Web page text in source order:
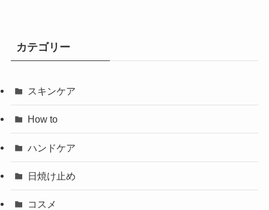
カテゴリー
スキンケア
How to
ハンドケア
日焼け止め
コスメ